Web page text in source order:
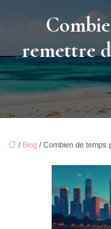
remettre
/ Blog / Combien de temps